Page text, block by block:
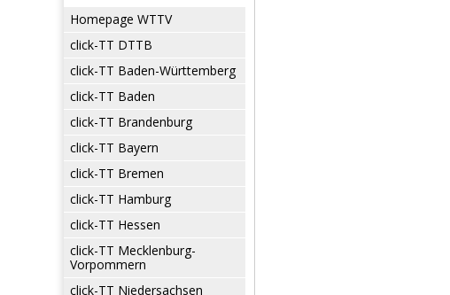
Homepage WTTV
click-TT DTTB
click-TT Baden-Württemberg
click-TT Baden
click-TT Brandenburg
click-TT Bayern
click-TT Bremen
click-TT Hamburg
click-TT Hessen
click-TT Mecklenburg-
Vorpommern
click-TT Niedersachsen